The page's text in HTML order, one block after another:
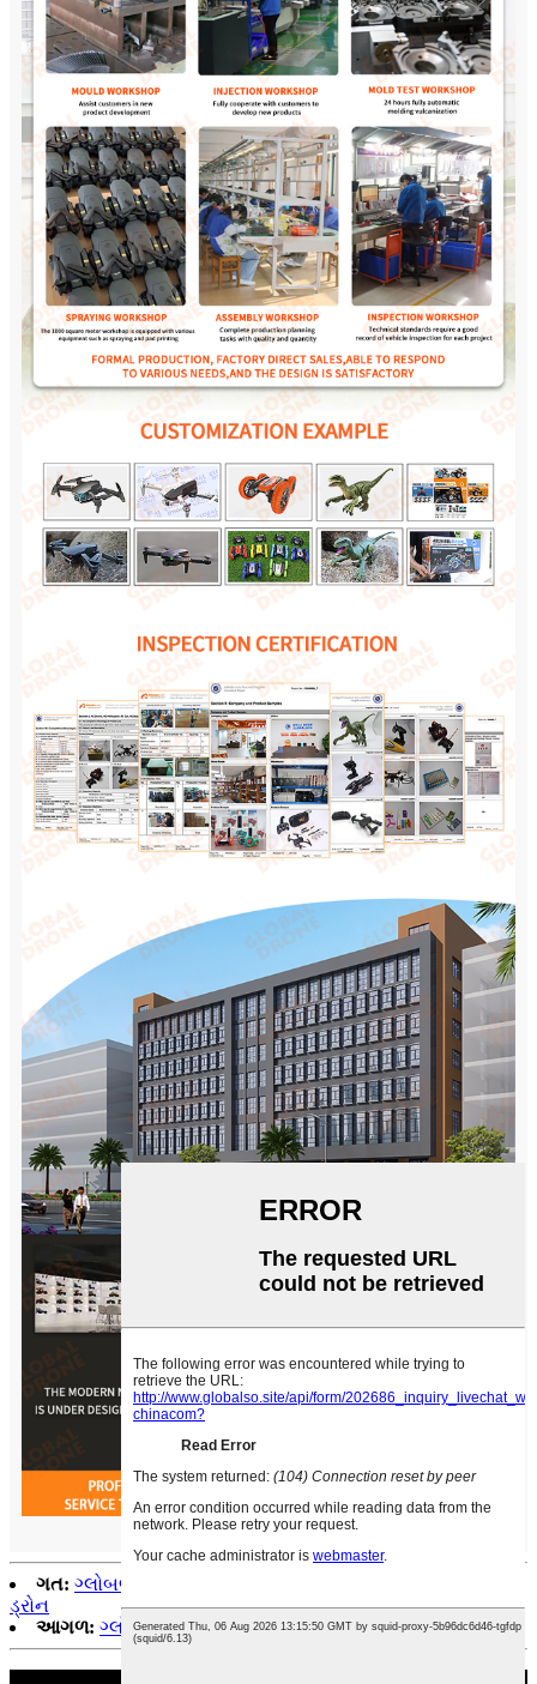
ગત: ગ્લોબલ ડ્રોન GD94 પ્રો 5-સાઇડ અવરોધ ટાળો 4K કેમેરા
ડ્રોન
આગળ: ગ્લોબલ ડ્રોન GD93 પોકેટ મિની ડ્રોન 4K કેમેરા